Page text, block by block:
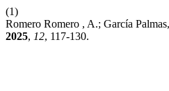
(1)
Romero Romero , A.; García
2025, 12, 117-130.